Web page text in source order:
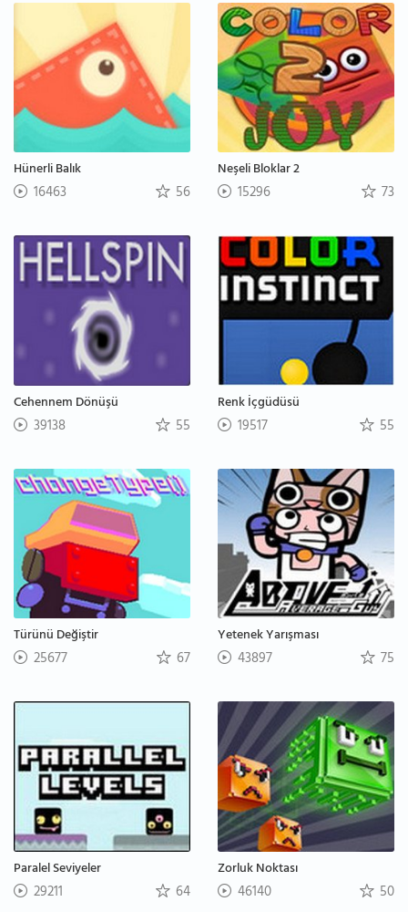
Hünerli Balık
16463 56
Neşeli Bloklar 2
15296 73
Cehennem Dönüşü
39138 55
Renk İçgüdüsü
19517 55
Türünü Değiştir
25677 67
Yetenek Yarışması
43897 75
Paralel Seviyeler
29211 64
Zorluk Noktası
46140 50